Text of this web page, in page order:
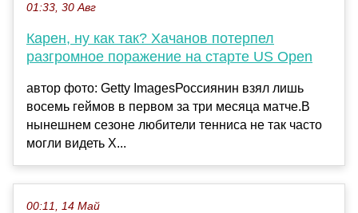
01:33, 30 Авг
Карен, ну как так? Хачанов потерпел
разгромное поражение на старте US Open
автор фото: Getty ImagesРоссиянин взял лишь
восемь геймов в первом за три месяца матче.В
нынешнем сезоне любители тенниса не так часто
могли видеть Х...
00:11, 14 Май